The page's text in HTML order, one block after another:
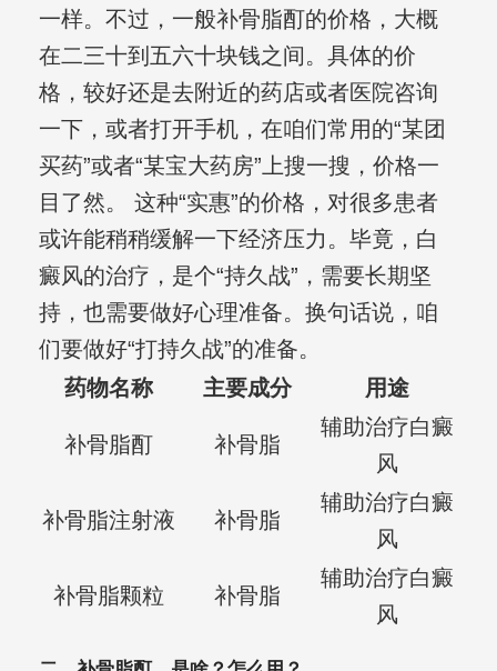
一样。不过，一般补骨脂酊的价格，大概
在二三十到五六十块钱之间。具体的价
格，较好还是去附近的药店或者医院咨询
一下，或者打开手机，在咱们常用的“某团
买药”或者“某宝大药房”上搜一搜，价格一
目了然。 这种“实惠”的价格，对很多患者
或许能稍稍缓解一下经济压力。毕竟，白
癜风的治疗，是个“持久战”，需要长期坚
持，也需要做好心理准备。换句话说，咱
们要做好“打持久战”的准备。
药物名称
主要成分 用途
补骨脂酊 补骨脂
辅助治疗白癜
风
补骨脂注射液 补骨脂
辅助治疗白癜
风
补骨脂颗粒 补骨脂
辅助治疗白癜
风